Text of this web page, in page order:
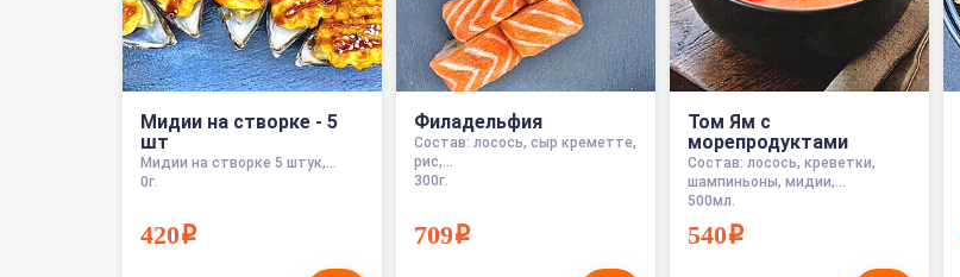
Мидии на створке - 5
шт
Мидии на створке 5 штук,...
0г.
420i
Филадельфия
Состав: лосось, сыр креметте,
рис,...
300г.
709i
Том Ям с
морепродуктами
Состав: лосось, креветки,
шампиньоны, мидии,...
500мл.
540i